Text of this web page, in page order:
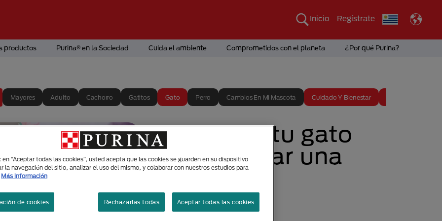
Inicio Regístrate
productos Purina® en la Sociedad Cuida el ambiente Comprometidos con el planeta ¿Por qué Purina?
Mayores Adulto Cachorro Gatitos Gato Perro Cambios En Mi Mascota Cuidado Y Bienestar
Juegos con tu gato
para entablar una
relación
Cuidado Y Bienestar
en “Aceptar todas las cookies”, usted acepta que las cookies se guarden en su dispositivo
la navegación del sitio, analizar el uso del mismo, y colaborar con nuestros estudios para
Más información
Rechazarlas todas Aceptar todas las cookies
de cookies